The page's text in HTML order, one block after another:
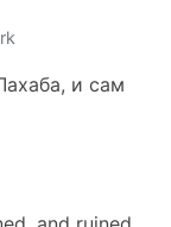
и сам